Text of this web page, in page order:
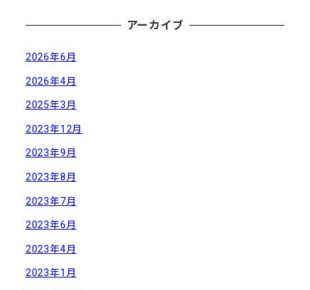
アーカイブ
2026年6月
2026年4月
2025年3月
2023年12月
2023年9月
2023年8月
2023年7月
2023年6月
2023年4月
2023年1月